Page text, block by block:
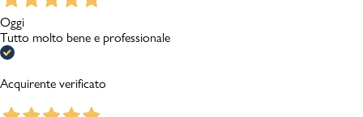
Oggi
Tutto molto bene e professionale
Acquirente verificato